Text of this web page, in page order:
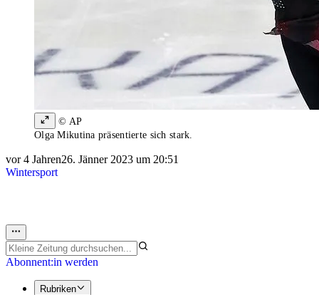
© AP
Olga Mikutina präsentierte sich stark.
vor 4 Jahren26. Jänner 2023 um 20:51
Wintersport
Abonnent:in werden
Rubriken